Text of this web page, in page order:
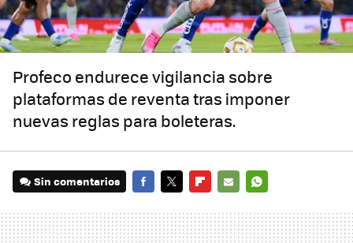
Profeco endurece vigilancia sobre
plataformas de reventa tras imponer
nuevas reglas para boleteras.
Sin comentarios
MAIL